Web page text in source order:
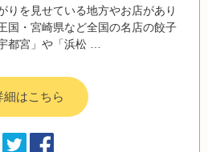
りを見せている地方やお店があり
国・宮崎県など全国の名店の餃子
都宮」や「浜松 …
細はこちら